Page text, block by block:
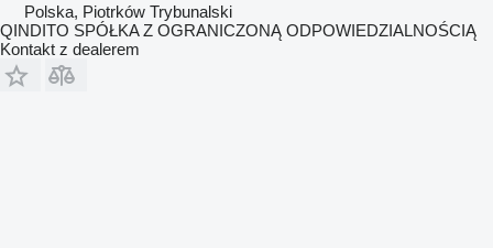
Polska, Piotrków Trybunalski
QINDITO SPÓŁKA Z OGRANICZONĄ ODPOWIEDZIALNOŚCIĄ
Kontakt z dealerem